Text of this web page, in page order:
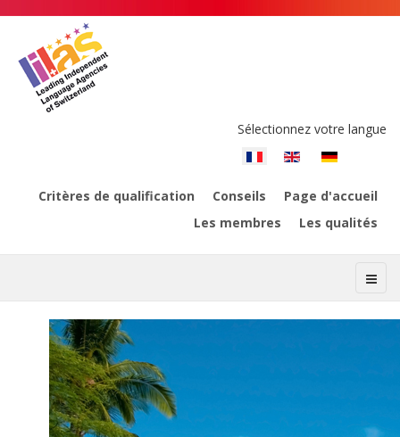
Sélectionnez votre langue
Page d'accueil
Conseils
Critères de qualification
Les qualités
Les membres